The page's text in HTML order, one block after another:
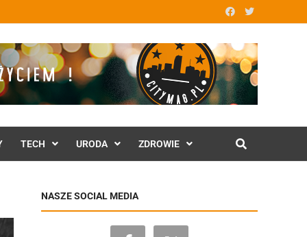
TECH URODA ZDROWIE
NASZE SOCIAL MEDIA